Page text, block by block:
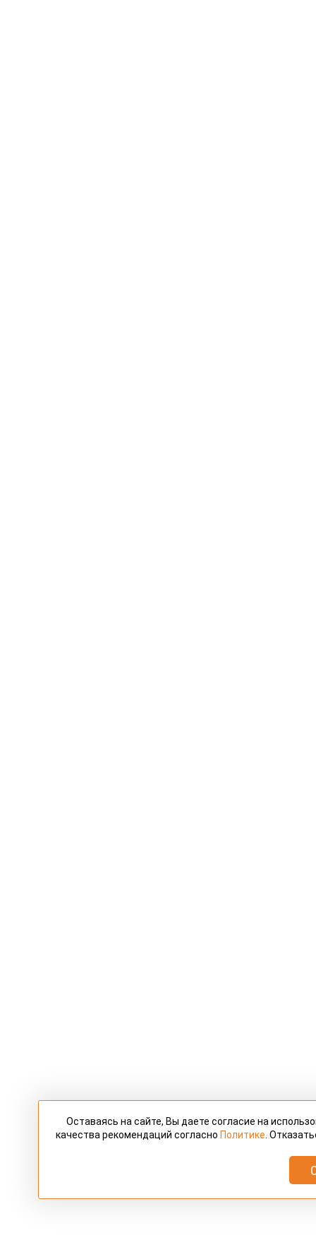
Оставаясь на сайте, Вы даете согласие на
качества рекомендаций согласно Политике .